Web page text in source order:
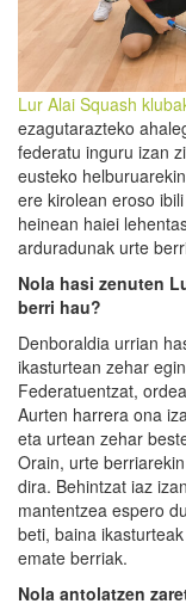
Lur Alai Squash
ezagutarazteko
federatu inguru izan
eusteko
ere kirolean eroso
heinean haiei
arduradunak urte
Nola hasi zenuten
berri hau?
Denboraldia urrian
ikasturtean zehar
Federatuentzat,
Aurten harrera ona
eta urtean zehar
Orain, urte
dira. Behintzat iaz
mantentzea espero
beti, baina
emate berriak.
Nola antolatzen